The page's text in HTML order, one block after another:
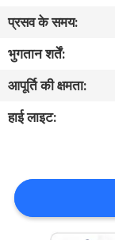
में
कारखाना
भ्रमण
नियंत्रण
प्रसव के समय:
भुगतान शर्तें:
आपूर्ति की क्षमता:
हाई लाइट: